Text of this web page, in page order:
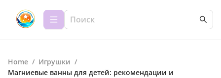
Home / Игрушки /
Магниевые ванны для детей: рекомендации и